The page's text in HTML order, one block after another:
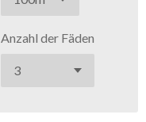
Anzahl der Fäden